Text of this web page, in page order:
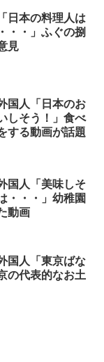
日本の料理人は
・・」ふぐの捌
見
国人「日本のお
しそう！」食べ
する動画が話題
国人「美味しそ
・・・」幼稚園
動画
国人「東京ばな
の代表的なお土